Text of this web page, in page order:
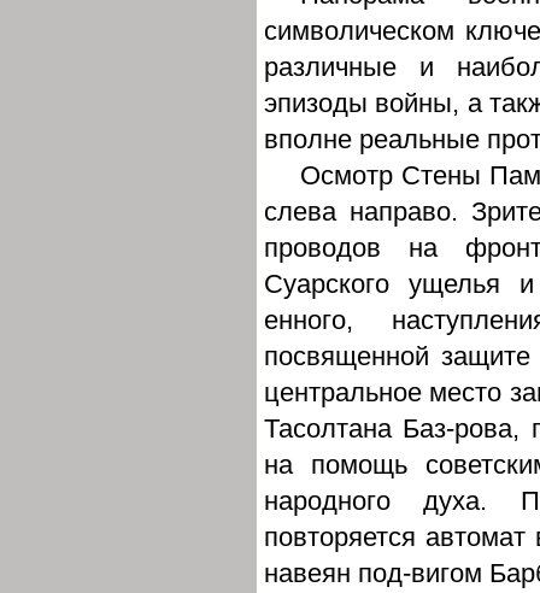
символическом
различные и
эпизоды войны, а
вполне реальные
Осмотр Стены
слева направо.
проводов на
Суарского ущелья
енного,
посвященной
центральное место
Тасолтана Баз-рова,
на помощь
народного духа.
повторяется автомат
навеян под-вигом